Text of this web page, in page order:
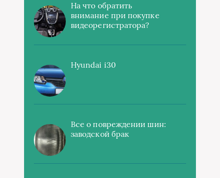
На что обратить
внимание при покупке
видеорегистратора?
Hyundai i30
Все о повреждении шин:
заводской брак